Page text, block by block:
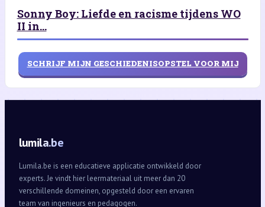
Sonny Boy: Liefde en racisme tijdens WO
II in...
SCHRIJF MIJN GESCHIEDENISOPSTEL VOOR MIJ
lumila.be
Lumila.be is een educatieve applicatie ontwikkeld door
experts. Je vindt hier leermateriaal uit meer dan 20
verschillende domeinen, opgesteld door een ervaren
team van ingenieurs en pedagogen.